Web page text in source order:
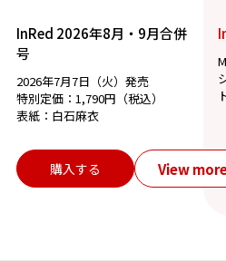
InRed 2026年8月・9月合併
号
2026年7月7日（火）発売
特別定価：1,790円（税込）
表紙：白石麻衣
購入する View